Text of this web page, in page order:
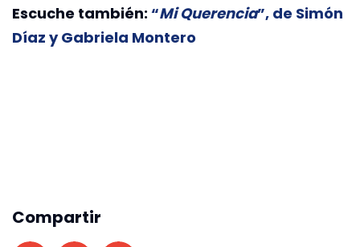
Escuche también: “Mi Querencia”, de Simón
Díaz y Gabriela Montero
Compartir